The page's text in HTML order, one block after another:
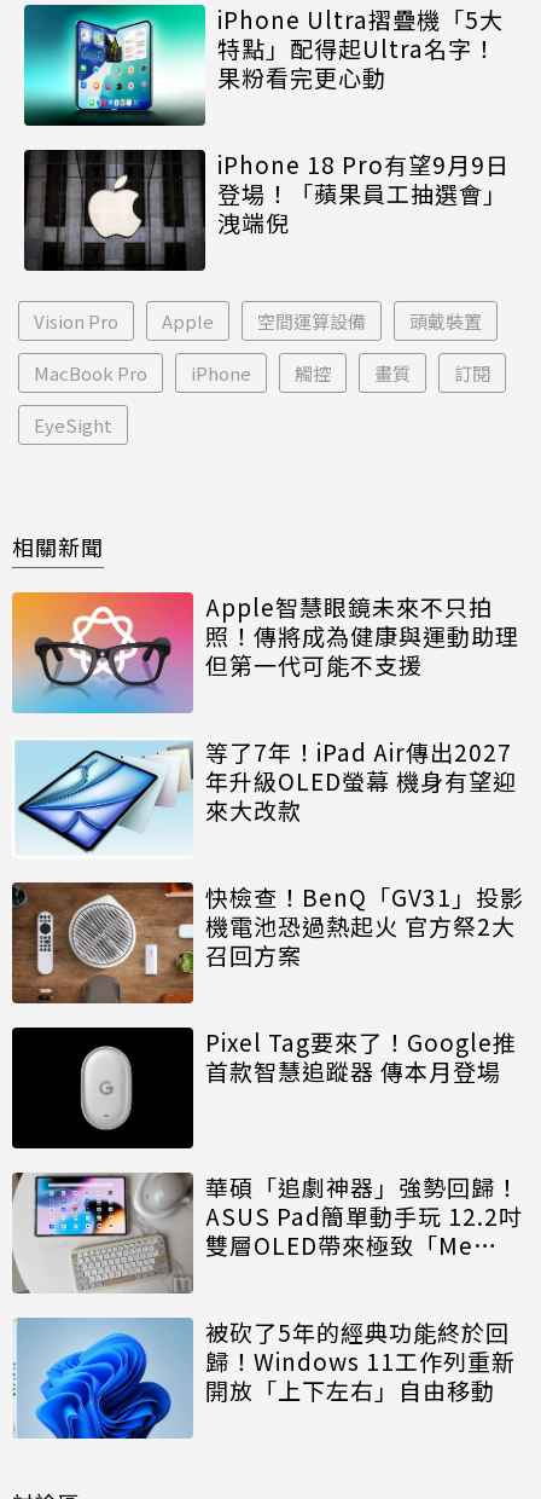
iPhone Ultra摺疊機「5大
特點」配得起Ultra名字！
果粉看完更心動
iPhone 18 Pro有望9月9日
登場！「蘋果員工抽選會」
洩端倪
Vision Pro Apple 空間運算設備 頭戴裝置
MacBook Pro iPhone 觸控 畫質 訂閱
EyeSight
相關新聞
Apple智慧眼鏡未來不只拍
照！傳將成為健康與運動助理
但第一代可能不支援
等了7年！iPad Air傳出2027
年升級OLED螢幕 機身有望迎
來大改款
快檢查！BenQ「GV31」投影
機電池恐過熱起火 官方祭2大
召回方案
Pixel Tag要來了！Google推
首款智慧追蹤器 傳本月登場
華碩「追劇神器」強勢回歸！
ASUS Pad簡單動手玩 12.2吋
雙層OLED帶來極致「Me
被砍了5年的經典功能終於回
歸！Windows 11工作列重新
開放「上下左右」自由移動